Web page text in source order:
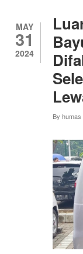
MAY
31
2024
By humas